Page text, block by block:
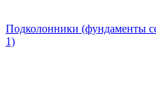
Подколонники (фундаменты
1)